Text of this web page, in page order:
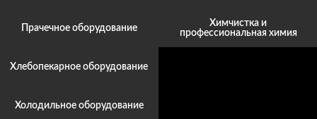
Прачечное оборудование
Хлебопекарное оборудование
Холодильное оборудование
Химчистка и
профессиональная химия